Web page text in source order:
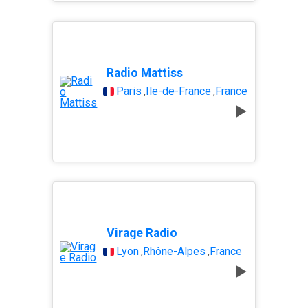
Radio Mattiss
Paris , Île-de-France,France
Virage Radio
Lyon,Rhône-Alpes ,France